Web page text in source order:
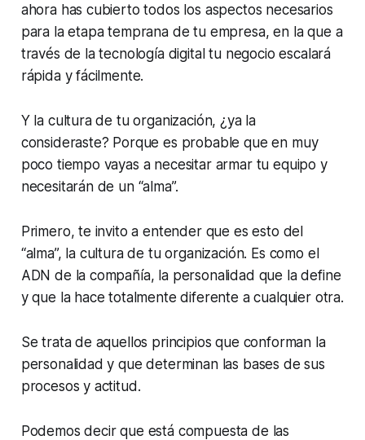
ahora has cubierto todos los aspectos necesarios
para la etapa temprana de tu empresa, en la que a
través de la tecnología digital tu negocio escalará
rápida y fácilmente.
Y la cultura de tu organización, ¿ya la
consideraste? Porque es probable que en muy
poco tiempo vayas a necesitar armar tu equipo y
necesitarán de un “alma”.
Primero, te invito a entender que es esto del
“alma”, la cultura de tu organización. Es como el
ADN de la compañía, la personalidad que la define
y que la hace totalmente diferente a cualquier otra.
Se trata de aquellos principios que conforman la
personalidad y que determinan las bases de sus
procesos y actitud.
Podemos decir que está compuesta de las